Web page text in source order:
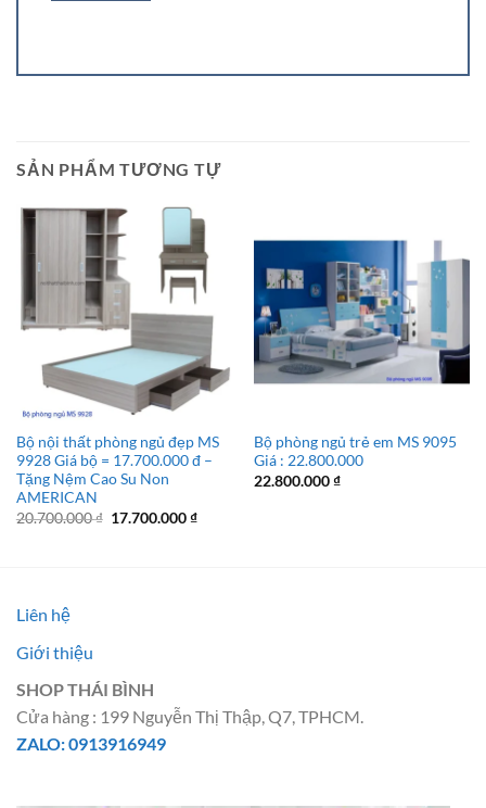
SẢN PHẨM TƯƠNG TỰ
Bộ nội thất phòng ngủ đẹp MS
9928 Giá bộ = 17.700.000 đ –
Tặng Nệm Cao Su Non
AMERICAN
20.700.000₫ Giá
17.700.000₫Giá
Bộ phòng ngủ trẻ em MS 9095
Giá : 22.800.000
22.800.000₫
Liên hệ
Giới thiệu
SHOP THÁI BÌNH
Cửa hàng : 199 Nguyễn Thị Thập, Q7, TPHCM.
ZALO: 0913916949